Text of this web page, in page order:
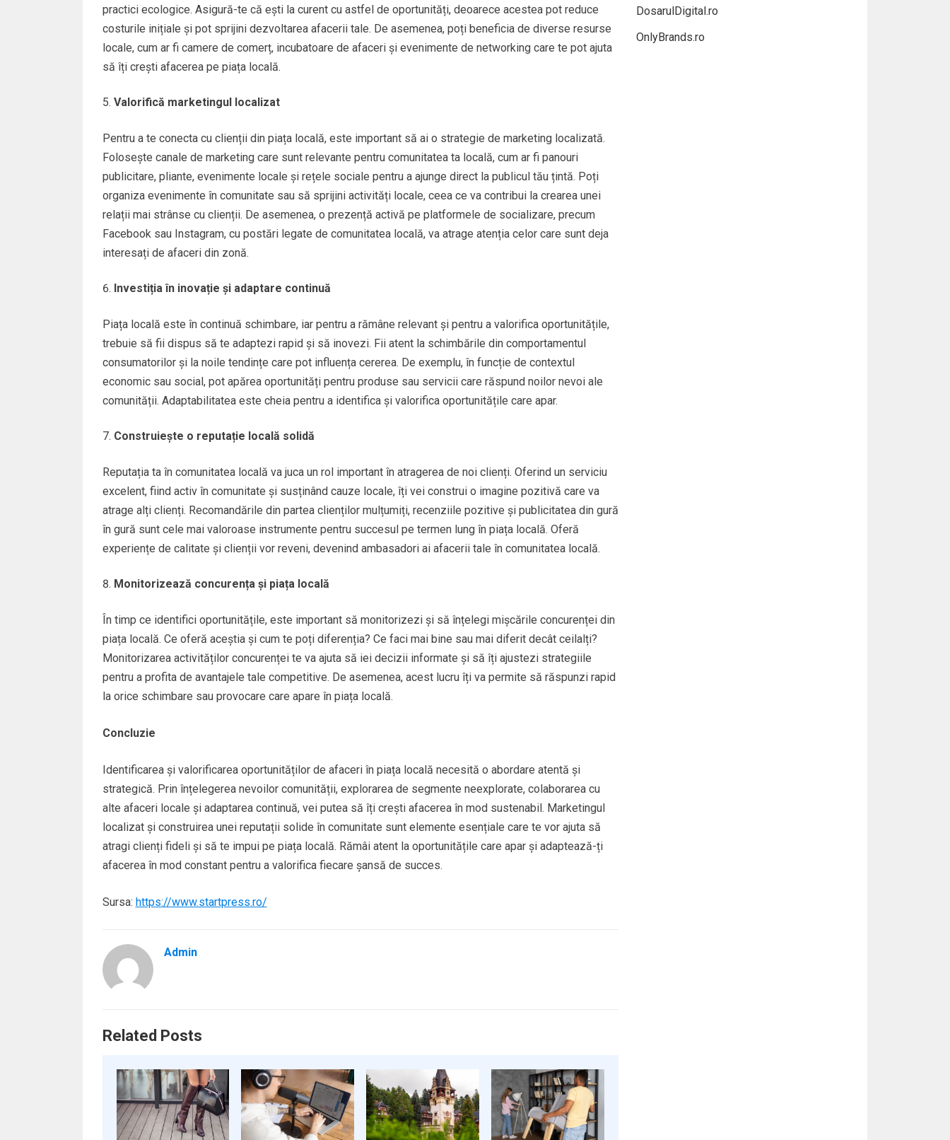
practici ecologice. Asigură-te că ești la curent cu astfel de oportunități, deoarece acestea pot reduce
costurile inițiale și pot sprijini dezvoltarea afacerii tale. De asemenea, poți beneficia de diverse resurse
locale, cum ar fi camere de comerț, incubatoare de afaceri și evenimente de networking care te pot ajuta
să îți crești afacerea pe piața locală.
Valorifică marketingul localizat
Pentru a te conecta cu clienții din piața locală, este important să ai o strategie de marketing localizată.
Folosește canale de marketing care sunt relevante pentru comunitatea ta locală, cum ar fi panouri
publicitare, pliante, evenimente locale și rețele sociale pentru a ajunge direct la publicul tău țintă. Poți
organiza evenimente în comunitate sau să sprijini activități locale, ceea ce va contribui la crearea unei
relații mai strânse cu clienții. De asemenea, o prezență activă pe platformele de socializare, precum
Facebook sau Instagram, cu postări legate de comunitatea locală, va atrage atenția celor care sunt deja
interesați de afaceri din zonă.
Investiția în inovație și adaptare continuă
Piața locală este în continuă schimbare, iar pentru a rămâne relevant și pentru a valorifica oportunitățile,
trebuie să fii dispus să te adaptezi rapid și să inovezi. Fii atent la schimbările din comportamentul
consumatorilor și la noile tendințe care pot influența cererea. De exemplu, în funcție de contextul
economic sau social, pot apărea oportunități pentru produse sau servicii care răspund noilor nevoi ale
comunității. Adaptabilitatea este cheia pentru a identifica și valorifica oportunitățile care apar.
Construiește o reputație locală solidă
Reputația ta în comunitatea locală va juca un rol important în atragerea de noi clienți. Oferind un serviciu
excelent, fiind activ în comunitate și susținând cauze locale, îți vei construi o imagine pozitivă care va
atrage alți clienți. Recomandările din partea clienților mulțumiți, recenziile pozitive și publicitatea din gură
în gură sunt cele mai valoroase instrumente pentru succesul pe termen lung în piața locală. Oferă
experiențe de calitate și clienții vor reveni, devenind ambasadori ai afacerii tale în comunitatea locală.
Monitorizează concurența și piața locală
În timp ce identifici oportunitățile, este important să monitorizezi și să înțelegi mișcările concurenței din
piața locală. Ce oferă aceștia și cum te poți diferenția? Ce faci mai bine sau mai diferit decât ceilalți?
Monitorizarea activităților concurenței te va ajuta să iei decizii informate și să îți ajustezi strategiile
pentru a profita de avantajele tale competitive. De asemenea, acest lucru îți va permite să răspunzi rapid
la orice schimbare sau provocare care apare în piața locală.
Concluzie
Identificarea și valorificarea oportunităților de afaceri în piața locală necesită o abordare atentă și
strategică. Prin înțelegerea nevoilor comunității, explorarea de segmente neexplorate, colaborarea cu
alte afaceri locale și adaptarea continuă, vei putea să îți crești afacerea în mod sustenabil. Marketingul
localizat și construirea unei reputații solide în comunitate sunt elemente esențiale care te vor ajuta să
atragi clienți fideli și să te impui pe piața locală. Rămâi atent la oportunitățile care apar și adaptează-ți
afacerea în mod constant pentru a valorifica fiecare șansă de succes.
Sursa: https://www.startpress.ro/
Admin
Related Posts
DosarulDigital.ro
OnlyBrands.ro